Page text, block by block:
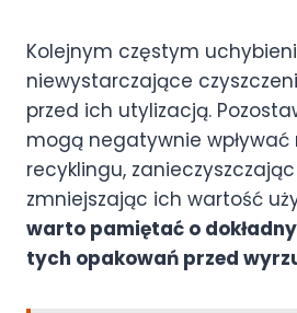
Kolejnym częstym
niewystarczające
przed ich utylizacją.
mogą negatywnie wpływać
recyklingu,
zmniejszając ich wartość
warto pamiętać o
tych opakowań przed